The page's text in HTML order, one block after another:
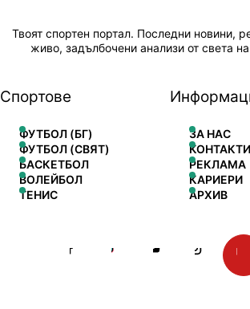
Твоят спортен портал. Последни новини,
живо, задълбочени анализи от света
Спортове
ФУТБОЛ (БГ)
ФУТБОЛ (СВЯТ)
БАСКЕТБОЛ
ВОЛЕЙБОЛ
ТЕНИС
ЗА НАС
КОНТАКТИ
РЕКЛАМА
КАРИЕРИ
АРХИВ